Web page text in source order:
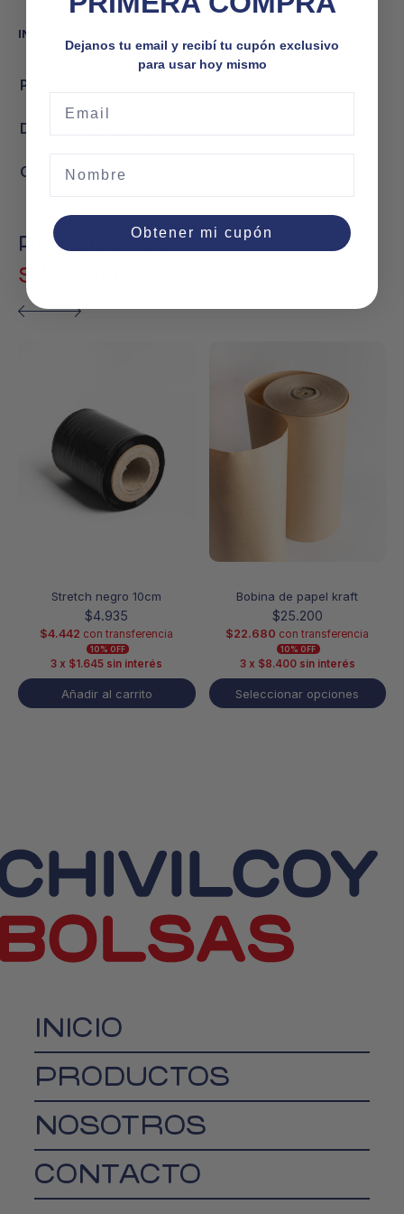
INFORMACIÓN ADICIONAL
Peso
Dimensiones
Cantidad
PRODUCTOS
SIMILARES
Stretch negro 10cm
$4.935
$4.442 con transferencia
10% OFF
3 x $1.645 sin interés
Añadir al carrito
Bobina de papel kraft
$25.200
$22.680 con transferencia
10% OFF
3 x $8.400 sin interés
Seleccionar opciones
múltiples
variantes.
INICIO
PRODUCTOS
NOSOTROS
CONTACTO
Dejanos tu email y recibí tu cupón exclusivo
para usar hoy mismo
Obtener mi cupón